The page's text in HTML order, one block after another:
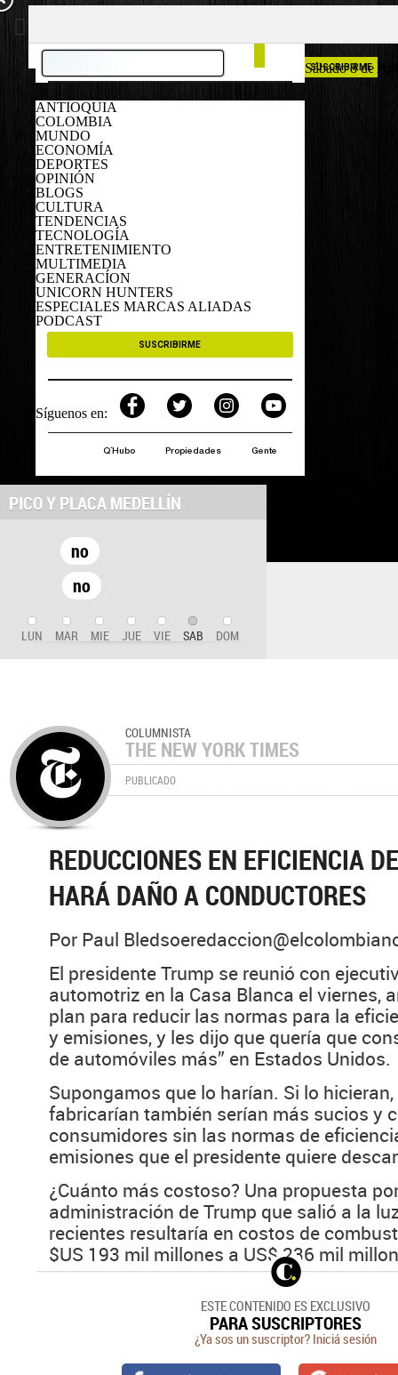
ANTIOQUIA
COLOMBIA
MUNDO
ECONOMÍA
DEPORTES
OPINIÓN
BLOGS
CULTURA
TENDENCIAS
TECNOLOGÍA
ENTRETENIMIENTO
MULTIMEDIA
GENERACÍON
UNICORN HUNTERS
ESPECIALES MARCAS ALIADAS
PODCAST
SUSCRIBIRME
Síguenos en:
Q´Hubo Propiedades Gente
Sábado 8 de
SUSCRIBIRME
PICO Y PLACA MEDELLÍN
no
no
LUN MAR MIE JUE VIE SAB DOM
COLUMNISTA
THE NEW YORK TIMES
PUBLICADO
REDUCCIONES EN EFICIENCIA
HARÁ DAÑO A CONDUCTORES
Por Paul
El presidente Trump se reunió con
automotriz en la Casa Blanca el viernes,
plan para reducir las normas para la
y emisiones, y les dijo que quería que
de automóviles más” en Estados Unidos.
Supongamos que lo harían. Si lo
fabricarían también serían más sucios y
consumidores sin las normas de
emisiones que el presidente quiere
¿Cuánto más costoso? Una propuesta
administración de Trump que salió a la
recientes resultaría en costos de
$US 193 mil millones a US$ 236 mil
ESTE CONTENIDO ES EXCLUSIVO
PARA SUSCRIPTORES
¿Ya sos un suscriptor? Iniciá sesión